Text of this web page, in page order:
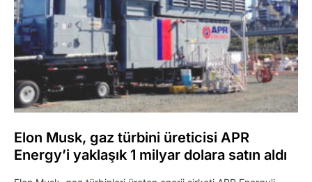
Elon Musk, gaz türbini üreticisi APR
Energy’i yaklaşık 1 milyar dolara satın aldı